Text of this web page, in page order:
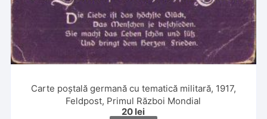
Carte poștală germană cu tematică militară, 1917,
Feldpost, Primul Război Mondial
20 lei